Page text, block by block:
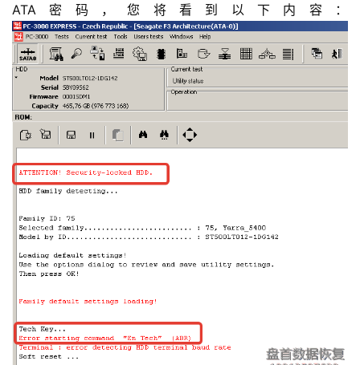
ATA密码，您将看到以下内容：